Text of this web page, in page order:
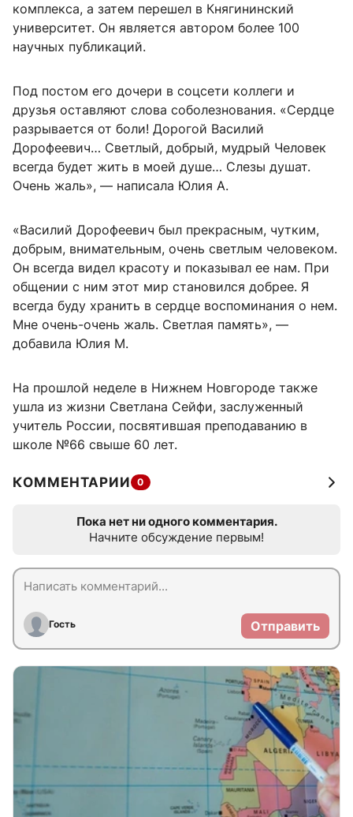
комплекса, а затем перешел в Княгининский
университет. Он является автором более 100
научных публикаций.
Под постом его дочери в соцсети коллеги и
друзья оставляют слова соболезнования. «Сердце
разрывается от боли! Дорогой Василий
Дорофеевич… Светлый, добрый, мудрый Человек
всегда будет жить в моей душе… Слезы душат.
Очень жаль», — написала Юлия А.
«Василий Дорофеевич был прекрасным, чутким,
добрым, внимательным, очень светлым человеком.
Он всегда видел красоту и показывал ее нам. При
общении с ним этот мир становился добрее. Я
всегда буду хранить в сердце воспоминания о нем.
Мне очень-очень жаль. Светлая память», —
добавила Юлия М.
На прошлой неделе в Нижнем Новгороде также
ушла из жизни Светлана Сейфи, заслуженный
учитель России, посвятившая преподаванию в
школе №66 свыше 60 лет.
КОММЕНТАРИИ 0
Пока нет ни одного комментария.
Начните обсуждение первым!
Гость Отправить